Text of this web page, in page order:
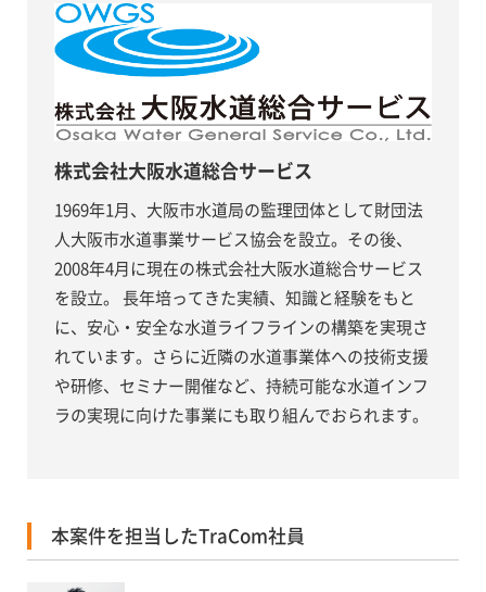
株式会社大阪水道総合サービス
1969年1月、大阪市水道局の監理団体として財団法
人大阪市水道事業サービス協会を設立。その後、
2008年4月に現在の株式会社大阪水道総合サービス
を設立。 長年培ってきた実績、知識と経験をもと
に、安心・安全な水道ライフラインの構築を実現さ
れています。さらに近隣の水道事業体への技術支援
や研修、セミナー開催など、持続可能な水道インフ
ラの実現に向けた事業にも取り組んでおられます。
本案件を担当したTraCom社員